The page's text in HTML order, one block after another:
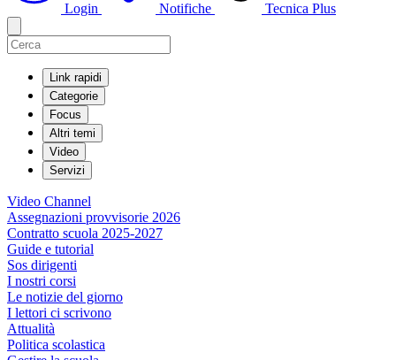
Login Notifiche Tecnica Plus
Link rapidi
Categorie
Focus
Altri temi
Video
Servizi
Video Channel
Assegnazioni provvisorie 2026
Contratto scuola 2025-2027
Guide e tutorial
Sos dirigenti
I nostri corsi
Le notizie del giorno
I lettori ci scrivono
Attualità
Politica scolastica